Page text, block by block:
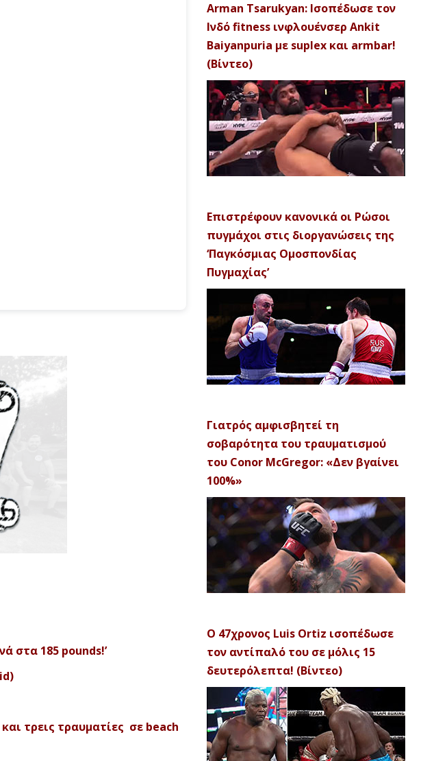
στα 185 pounds!’
τρεις τραυματίες σε beach
Arman Tsarukyan: Ισοπέδωσε τον
Ινδό fitness ινφλουένσερ Ankit
Baiyanpuria με suplex και armbar!
(Βίντεο)
Επιστρέφουν κανονικά οι Ρώσοι
πυγμάχοι στις διοργανώσεις της
‘Παγκόσμιας Ομοσπονδίας
Πυγμαχίας’
Γιατρός αμφισβητεί τη
σοβαρότητα του τραυματισμού
του Conor McGregor: «Δεν βγαίνει
100%»
Ο 47χρονος Luis Ortiz ισοπέδωσε
τον αντίπαλό του σε μόλις 15
δευτερόλεπτα! (Βίντεο)